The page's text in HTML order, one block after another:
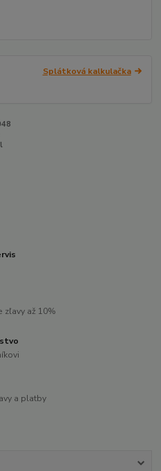
Splátková kalkulačka
zľavy až 10%
a platby